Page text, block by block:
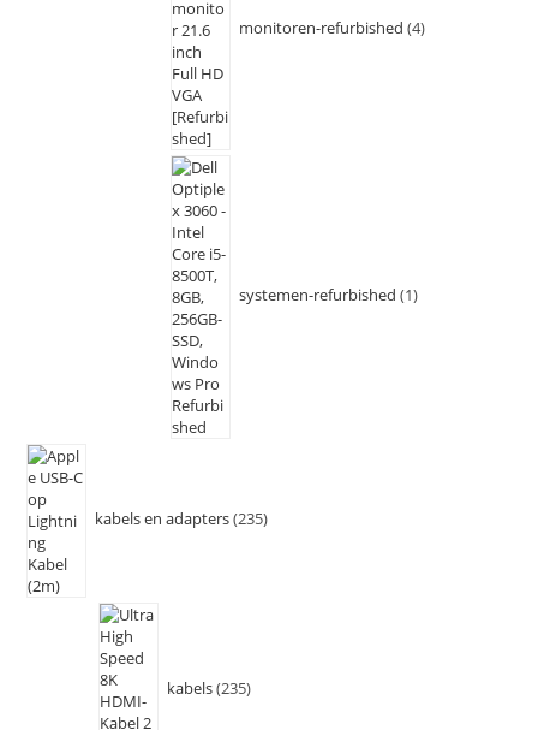
monitoren-refurbished 4
systemen-refurbished 1
kabels en adapters 235
kabels 235